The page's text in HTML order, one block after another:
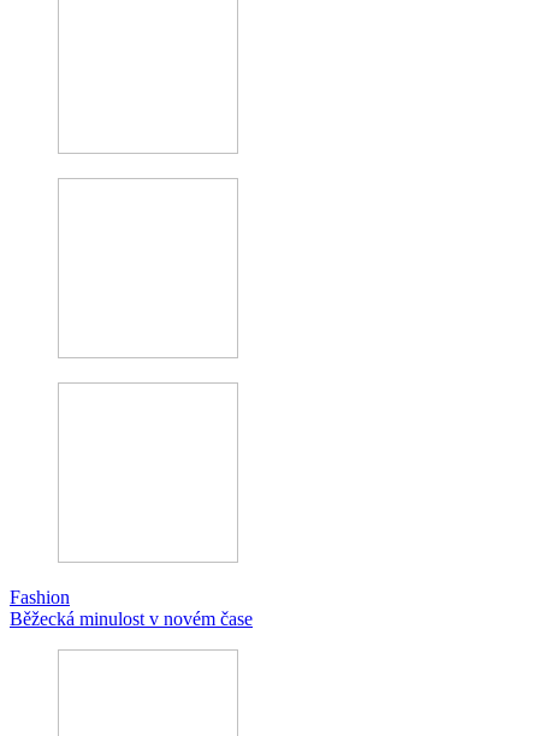
Fashion
Běžecká minulost v novém čase